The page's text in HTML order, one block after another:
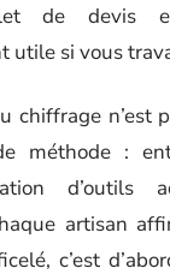
de devis
utile si vous
chiffrage n’est
méthode :
d’outils
artisan
c’est